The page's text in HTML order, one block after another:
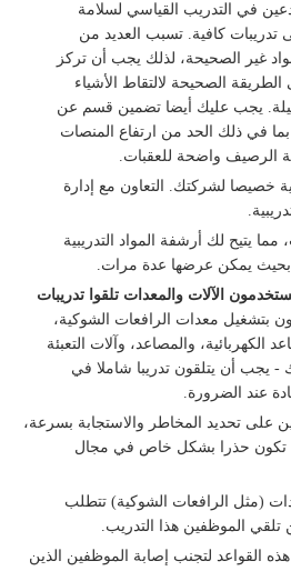
في التدريب القياسي لسلامة
تدريبات كافية. تسبب العديد من
غير الصحيحة، لذلك يجب أن تركز
الصحيحة لالتقاط الأشياء
يجب عليك أيضا تضمين قسم عن
في ذلك الحد من ارتفاع المنصات
الرصيف واضحة للعقبات.
خصيصا لشركتك. التعاون مع إدارة
يتيح لك أرشفة المواد التدريبية
بحيث يمكن عرضها عدة مرات.
الآلات والمعدات تلقوا تدريبات
بتشغيل معدات الرافعات الشوكية،
الكهربائية، والمصاعد، وآلات التعبئة
- يجب أن يتلقون تدريبا شاملا في
عند الضرورة.
على تحديد المخاطر والاستجابة بسرعة،
تكون حذرا بشكل خاص في مجال
(مثل الرافعات الشوكية) تتطلب
الموظفين هذا التدريب.
القواعد لتجنب إصابة الموظفين الذين